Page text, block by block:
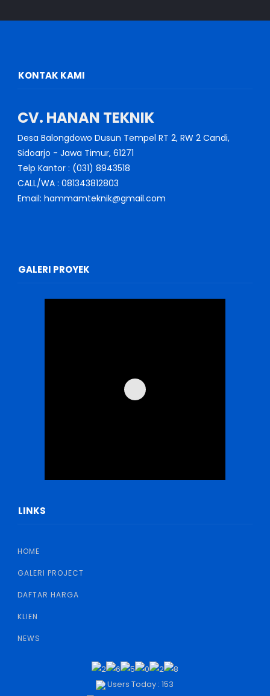
KONTAK KAMI
CV. HANAN TEKNIK
Desa Balongdowo Dusun Tempel RT 2, RW 2 Candi,
Sidoarjo - Jawa Timur, 61271
Telp Kantor : (031) 8943518
CALL/WA : 081343812803
Email: hammamteknik@gmail.com
GALERI PROYEK
LINKS
HOME
GALERI PROJECT
DAFTAR HARGA
KLIEN
NEWS
Users Today : 153